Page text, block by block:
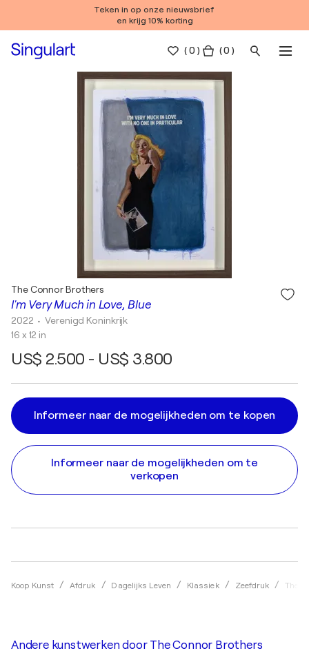
Teken in op onze nieuwsbrief
en krijg 10% korting
(0 ) ( 0 )
Koop Kunst Afdruk Dagelijks Leven Klassiek Zeefdruk The
I'm Very Much in Love, Blue
The Connor Brothers
2022 • Verenigd Koninkrijk
16 x 12 in
US$ 2.500 - US$ 3.800
Informeer naar de mogelijkheden om te kopen
Informeer naar de mogelijkheden om te
verkopen
Andere kunstwerken door The Connor Brothers